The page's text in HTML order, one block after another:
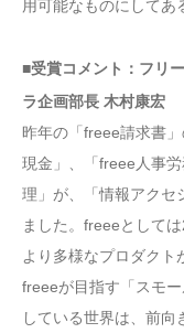
用可能なものにしてあ
■受賞コメント：フリ
ラ企画部長 木村康宏
昨年の「freee請求書
現金」、「freee人事
理」が、「情報アクセ
ました。freeeとして
より多様なプロダクト
freeeが目指す「スモ
している世界は、前向